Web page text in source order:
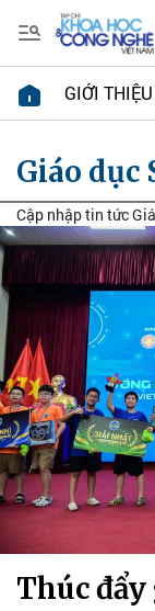
GIỚI THIỆU
Giáo dục
Cập nhập tin tức
Thúc đẩy